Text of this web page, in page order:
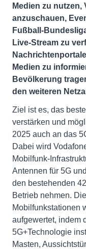
Medien zu nutzen,
anzuschauen,
Fußball-
Live-Stream zu
Medien zu
Bevölkerung
den weiteren
Ziel ist es, das
verstärken und
2025 auch an das
Dabei wird
Mobilfunk-
Antennen für 5G
den bestehenden
Betrieb nehmen.
Mobilfunkstationen
aufgewertet, indem
5G+Technologie
Masten,